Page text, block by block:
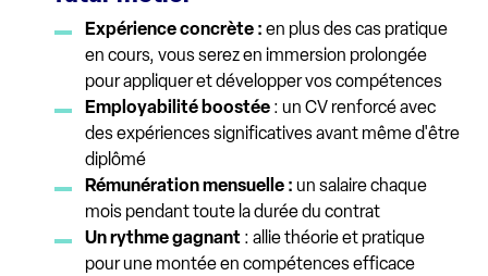
Expérience concrète : en plus des cas pratique
en cours, vous serez en immersion prolongée
pour appliquer et développer vos compétences
Employabilité boostée : un CV renforcé avec
des expériences significatives avant même d'être
diplômé
Rémunération mensuelle : un salaire chaque
mois pendant toute la durée du contrat
Un rythme gagnant : allie théorie et pratique
pour une montée en compétences efficace